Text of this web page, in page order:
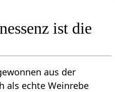
ist die
aus der
als echte Weinrebe